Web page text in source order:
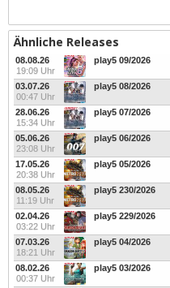
Ähnliche Releases
08.08.26
19:09 Uhr
play5 09/2026
03.07.26
00:47 Uhr
play5 08/2026
28.06.26
15:34 Uhr
play5 07/2026
05.06.26
23:08 Uhr
play5 06/2026
17.05.26
20:38 Uhr
play5 05/2026
08.05.26
11:19 Uhr
play5 230/2026
02.04.26
03:22 Uhr
play5 229/2026
07.03.26
18:21 Uhr
play5 04/2026
08.02.26
00:37 Uhr
play5 03/2026